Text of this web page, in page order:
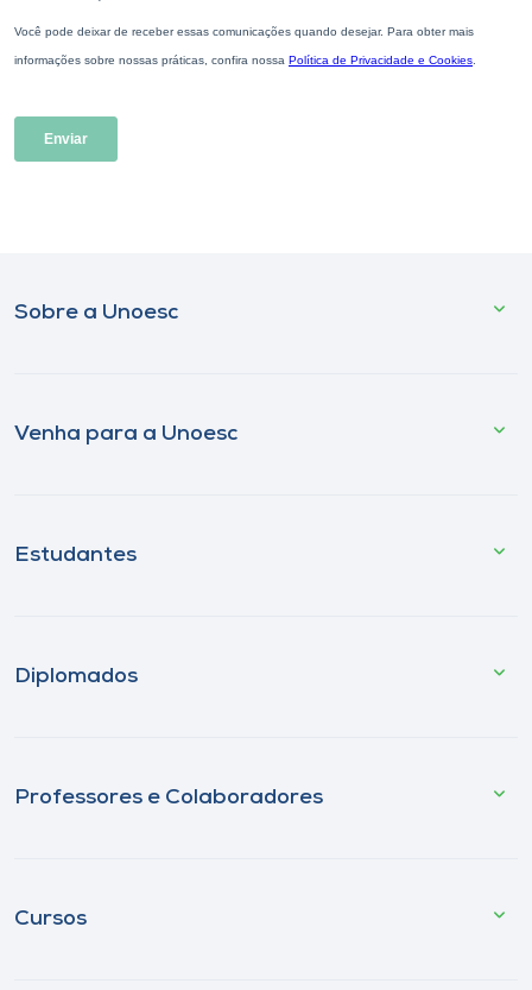
Sobre a Unoesc
Venha para a Unoesc
Estudantes
Diplomados
Professores e Colaboradores
Cursos